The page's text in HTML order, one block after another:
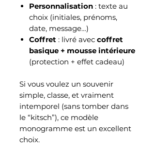
Personnalisation : texte au
choix (initiales, prénoms,
date, message…)
Coffret : livré avec coffret
basique + mousse intérieure
(protection + effet cadeau)
Si vous voulez un souvenir
simple, classe, et vraiment
intemporel (sans tomber dans
le “kitsch”), ce modèle
monogramme est un excellent
choix.